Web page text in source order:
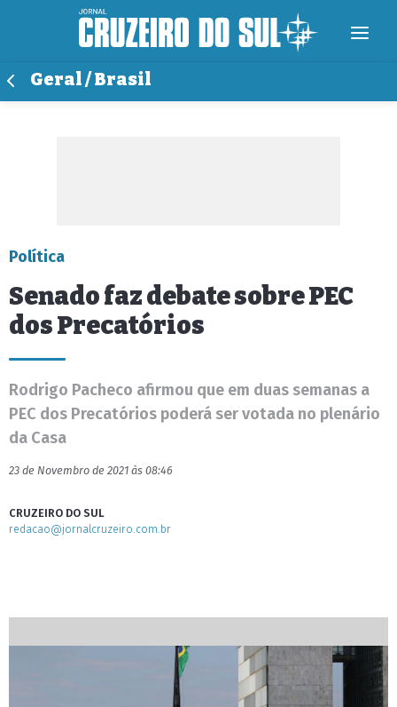
Geral / Brasil
Política
Senado faz debate sobre PEC
dos Precatórios
Rodrigo Pacheco afirmou que em duas semanas a
PEC dos Precatórios poderá ser votada no plenário
da Casa
23 de Novembro de 2021 às 08:46
CRUZEIRO DO SUL
redacao@jornalcruzeiro.com.br